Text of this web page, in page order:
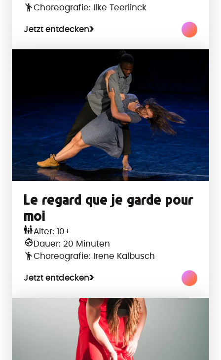
Choreografie: Ilke Teerlinck
Jetzt entdecken
Le regard que je garde pour
moi
Alter: 10+
Dauer: 20 Minuten
Choreografie: Irene Kalbusch
Jetzt entdecken